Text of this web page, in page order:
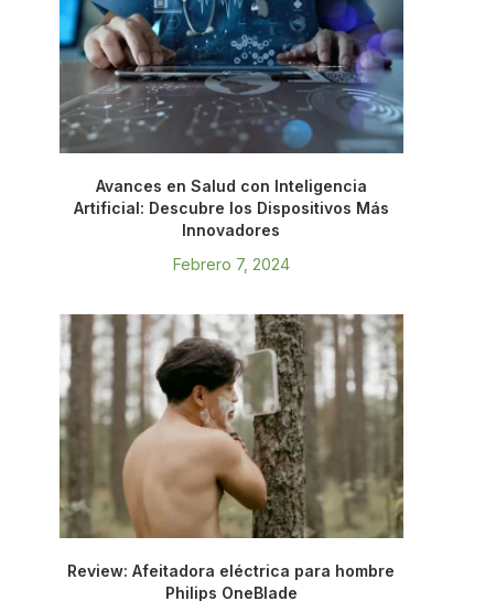
Avances en Salud con Inteligencia
Artificial: Descubre los Dispositivos Más
Innovadores
Febrero 7, 2024
Review: Afeitadora eléctrica para hombre
Philips OneBlade